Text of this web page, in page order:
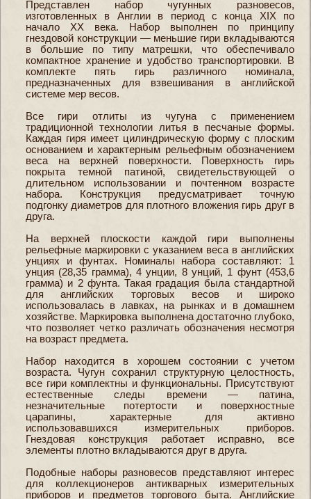
Представлен набор чугунных разновесов,
изготовленных в Англии в период с конца XIX по
начало XX века. Набор выполнен по принципу
гнездовой конструкции — меньшие гири вкладываются
в большие по типу матрешки, что обеспечивало
компактное хранение и удобство транспортировки. В
комплекте пять гирь различного номинала,
предназначенных для взвешивания в английской
системе мер весов.
Все гири отлиты из чугуна с применением
традиционной технологии литья в песчаные формы.
Каждая гиря имеет цилиндрическую форму с плоским
основанием и характерным рельефным обозначением
веса на верхней поверхности. Поверхность гирь
покрыта темной патиной, свидетельствующей о
длительном использовании и почтенном возрасте
набора. Конструкция предусматривает точную
подгонку диаметров для плотного вложения гирь друг в
друга.
На верхней плоскости каждой гири выполнены
рельефные маркировки с указанием веса в английских
унциях и фунтах. Номиналы набора составляют: 1
унция (28,35 грамма), 4 унции, 8 унций, 1 фунт (453,6
грамма) и 2 фунта. Такая градация была стандартной
для английских торговых весов и широко
использовалась в лавках, на рынках и в домашнем
хозяйстве. Маркировка выполнена достаточно глубоко,
что позволяет четко различать обозначения несмотря
на возраст предмета.
Набор находится в хорошем состоянии с учетом
возраста. Чугун сохранил структурную целостность,
все гири комплектны и функциональны. Присутствуют
естественные следы времени — патина,
незначительные потертости и поверхностные
царапины, характерные для активно
использовавшихся измерительных приборов.
Гнездовая конструкция работает исправно, все
элементы плотно вкладываются друг в друга.
Подобные наборы разновесов представляют интерес
для коллекционеров антикварных измерительных
приборов и предметов торгового быта. Английские